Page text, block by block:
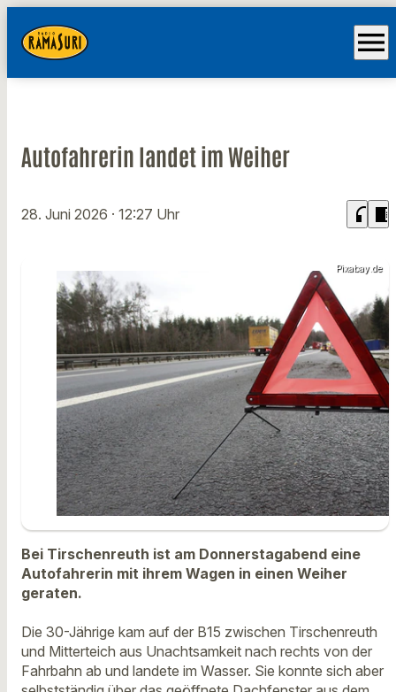
menu
Autofahrerin landet im Weiher
28. Juni 2026 · 12:27 Uhr headphones chrome_reader_mode
Pixabay.de
Bei Tirschenreuth ist am Donnerstagabend eine
Autofahrerin mit ihrem Wagen in einen Weiher
geraten.
Die 30-Jährige kam auf der B15 zwischen Tirschenreuth
und Mitterteich aus Unachtsamkeit nach rechts von der
Fahrbahn ab und landete im Wasser. Sie konnte sich aber